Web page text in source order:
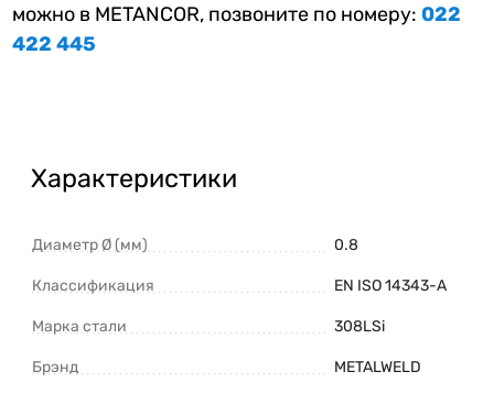
можно в METANCOR, позвоните по номеру: 022
422 445
Характеристики
Диаметр Ø (мм) 0.8
Классификация EN ISO 14343-A
Марка стали 308LSi
Брэнд METALWELD